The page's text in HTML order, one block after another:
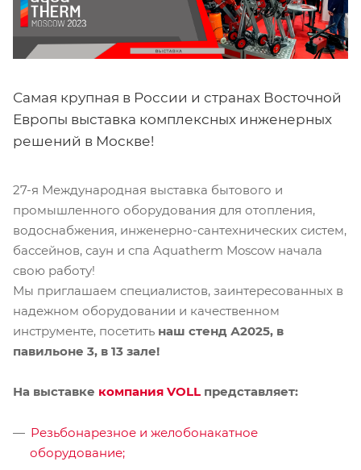
Самая крупная в России и странах Восточной
Европы выставка комплексных инженерных
решений в Москве!
27-я Международная выставка бытового и
промышленного оборудования для отопления,
водоснабжения, инженерно-сантехнических систем,
бассейнов, саун и спа Aquatherm Moscow начала
свою работу!
Мы приглашаем специалистов, заинтересованных в
надежном оборудовании и качественном
инструменте, посетить наш стенд А2025, в
павильоне 3, в 13 зале!
На выставке компания VOLL представляет:
Резьбонарезное и желобонакатное
оборудование;